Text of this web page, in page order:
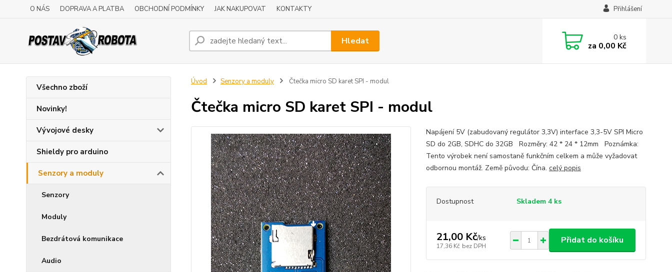
O NÁS DOPRAVA A PLATBA OBCHODNÍ PODMÍNKY JAK NAKUPOVAT KONTAKTY Přihlášení
Hledat 0ks
za 0,00 Kč
Všechno zboží
Novinky!
Vývojové desky
Shieldy pro arduino
Senzory a moduly
Senzory
Moduly
Bezdrátová komunikace
Audio
Úvod Senzory a moduly Čtečka micro SD karet SPI - modul
Čtečka micro SD karet SPI - modul
Napájení 5V (zabudovaný regulátor 3,3V) interface 3,3-5V SPI Micro
SD do 2GB, SDHC do 32GB Rozměry: 42 * 24 * 12mm Poznámka:
Tento výrobek není samostaně funkčním celkem a může vyžadovat
odbornou montáž. Země původu: Čína. celý popis
Dostupnost Skladem 4 ks
21,00 Kč/ks
17,36 Kč bez DPH
Přidat do košíku